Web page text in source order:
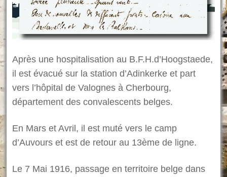
Après une hospitalisation au B.F.H.d’Hoogstaede,
il est évacué sur la station d’Adinkerke et part
vers l’hôpital de Valognes à Cherbourg,
département des convalescents belges.
En Mars et Avril, il est muté vers le camp
d’Auvours et est de retour au 13ème de ligne.
Le 7 Mai 1916, passage en territoire belge dans